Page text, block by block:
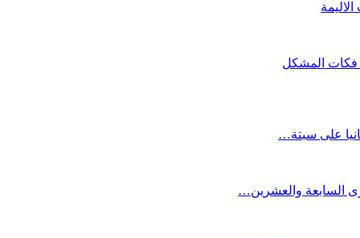
فكات المشكل
على سبتة…
السابعة والعشرين…